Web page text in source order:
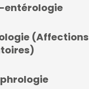
entérologie
(Affections